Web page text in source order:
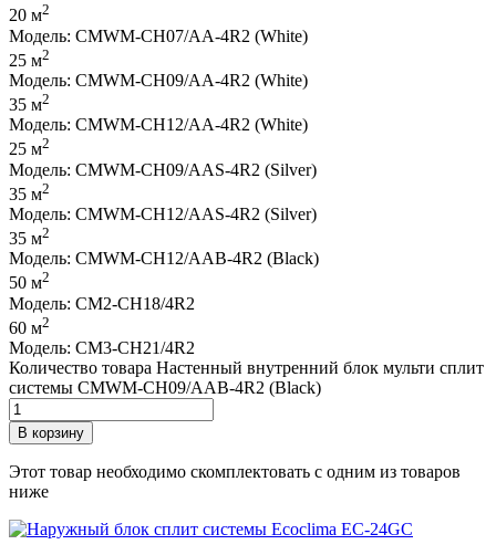
20 м2
Модель: CMWM-CH07/AA-4R2 (White)
25 м2
Модель: CMWM-CH09/AA-4R2 (White)
35 м2
Модель: CMWM-CH12/AA-4R2 (White)
25 м2
Модель: CMWM-CH09/AAS-4R2 (Silver)
35 м2
Модель: CMWM-CH12/AAS-4R2 (Silver)
35 м2
Модель: CMWM-CH12/AAB-4R2 (Black)
50 м2
Модель: CM2-CH18/4R2
60 м2
Модель: CM3-CH21/4R2
Количество товара Настенный внутренний блок мульти сплит
системы CMWM-CH09/AAB-4R2 (Black)
В корзину
Этот товар необходимо скомплектовать с одним из товаров
ниже